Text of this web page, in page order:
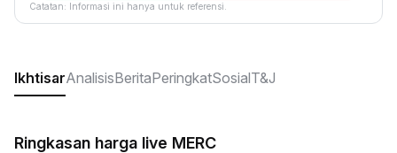
Catatan: Informasi ini hanya untuk referensi.
IkhtisarAnalisisBeritaPeringkatSosialT&J
Ringkasan harga live MERC